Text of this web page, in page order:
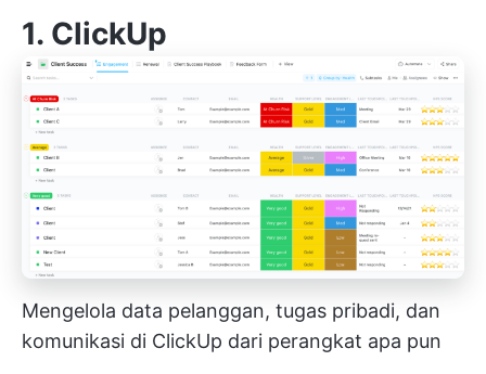
1. ClickUp
Mengelola data pelanggan, tugas pribadi, dan
komunikasi di ClickUp dari perangkat apa pun